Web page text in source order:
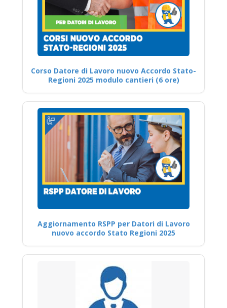
Corso Datore di Lavoro nuovo Accordo Stato-
Regioni 2025 modulo cantieri (6 ore)
Aggiornamento RSPP per Datori di Lavoro
nuovo accordo Stato Regioni 2025